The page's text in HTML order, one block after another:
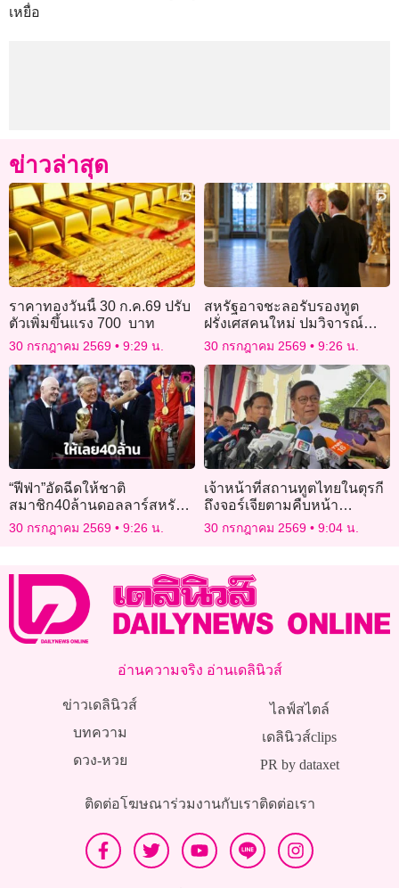
เหยื่อ
ข่าวล่าสุด
ราคาทองวันนี้ 30 ก.ค.69 ปรับ
ตัวเพิ่มขึ้นแรง 700 บาท
30 กรกฎาคม 2569 9:29 น.
สหรัฐอาจชะลอรับรองทูต
ฝรั่งเศสคนใหม่ ปมวิจารณ์
สิทธิมนุษยชน
30 กรกฎาคม 2569 9:26 น.
“ฟีฟ่า”อัดฉีดให้ชาติ
สมาชิก40ล้านดอลลาร์สหรัฐ
ถ้าสนับสนุนแผนขายหุ้น
30 กรกฎาคม 2569 9:26 น.
เจ้าหน้าที่สถานทูตไทยในตุรกี
ถึงจอร์เจียตามคืบหน้า
เหตุ’ฮลุน โซโล’ เสียชีวิต
30 กรกฎาคม 2569 9:04 น.
อ่านความจริง อ่านเดลินิวส์
ข่าวเดลินิวส์
บทความ
ดวง-หวย
ไลฟ์สไตล์
เดลินิวส์clips
PR by dataxet
ติดต่อโฆษณาร่วมงานกับเราติดต่อเรา